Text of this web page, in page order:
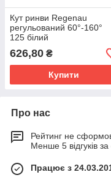
Кут ринви Regenau
регульований 60°-160°
125 білий
626,80 ₴
Купити
Про нас
Рейтинг не
Менше 5 відгуків за
Працює з